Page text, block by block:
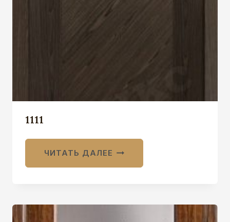
1111
ЧИТАТЬ ДАЛЕЕ